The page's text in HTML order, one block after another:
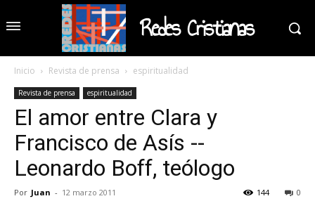
Redes Cristianas
Inicio Revista de prensa espiritualidad
Revista de prensa espiritualidad
El amor entre Clara y
Francisco de Asís --
Leonardo Boff, teólogo
Por Juan - 12 marzo 2011 0
144